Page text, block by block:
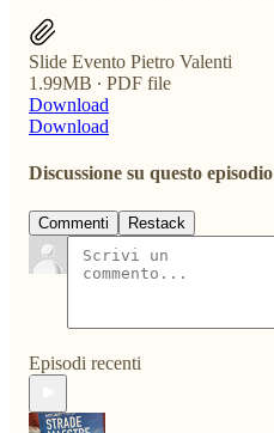
Slide Evento Pietro Valenti
1.99MB ∙ PDF file
Download
Download
Discussione su questo episodio
Commenti Restack
Episodi recenti